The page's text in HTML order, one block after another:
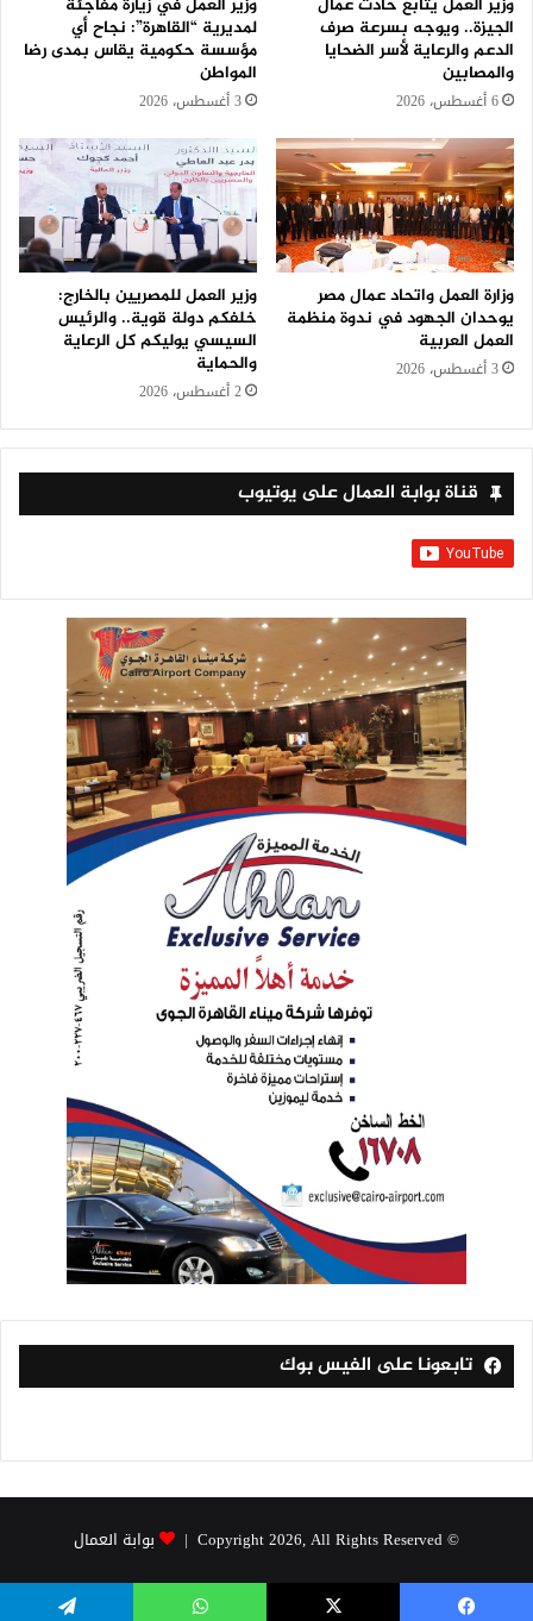
الجيزة.. ويوجه بسرعة صرف
الدعم والرعاية لأسر الضحايا
والمصابين
6 أغسطس، 2026
لمديرية “القاهرة”: نجاح أي
مؤسسة حكومية يقاس بمدى رضا
المواطن
3 أغسطس، 2026
وزارة العمل واتحاد عمال مصر
يوحدان الجهود في ندوة منظمة
العمل العربية
3 أغسطس، 2026
وزير العمل للمصريين بالخارج:
خلفكم دولة قوية.. والرئيس
السيسي يوليكم كل الرعاية
والحماية
2 أغسطس، 2026
قناة بوابة العمال على يوتيوب
تابعونا على الفيس بوك
© Copyright 2026, All Rights Reserved | بوابة العمال